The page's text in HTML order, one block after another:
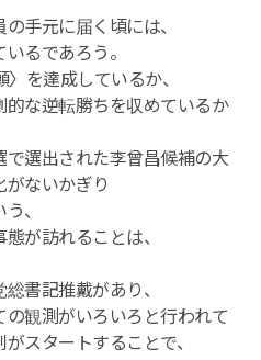
手元に届く頃には、
るであろう。
を達成しているか、
な逆転勝ちを収めているか
選出された李曾昌候補の大
がないかぎり
、
が訪れることは、
書記推戴があり、
の観測がいろいろと行われて
スタートすることで、